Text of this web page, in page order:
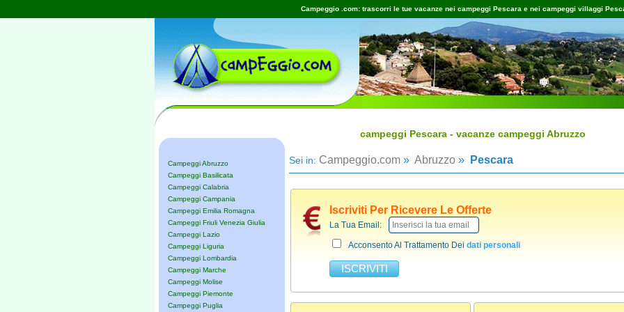
Campeggio .com: trascorri le tue vacanze nei campeggi Pescara e nei campeggi villaggi
Campeggi Abruzzo
Campeggi Basilicata
Campeggi Calabria
Campeggi Campania
Campeggi Emilia Romagna
Campeggi Friuli Venezia Giulia
Campeggi Lazio
Campeggi Liguria
Campeggi Lombardia
Campeggi Marche
Campeggi Molise
Campeggi Piemonte
Campeggi Puglia
campeggi Pescara - vacanze campeggi Abruzzo
Sei in: Campeggio.com » Abruzzo » Pescara
Iscriviti Per Ricevere Le Offerte
La Tua Email:
Acconsento Al Trattamento Dei dati personali